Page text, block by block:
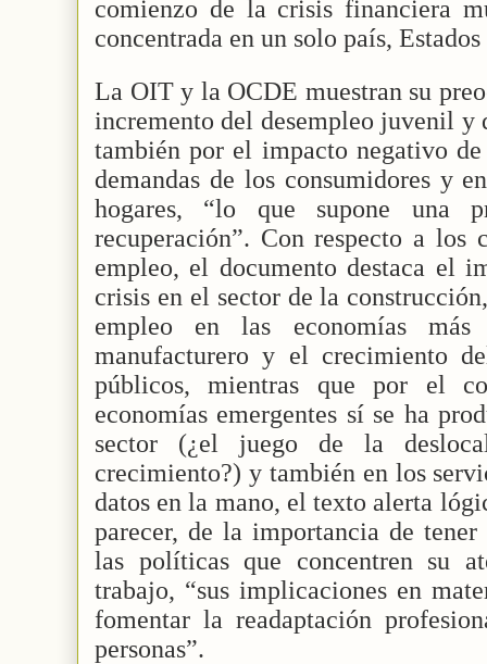
comienzo de la crisis financiera
concentrada en un solo país,
La OIT y la OCDE muestran su
incremento del desempleo juvenil y
también por el impacto negativo
demandas de los consumidores y
hogares, “lo que supone una
recuperación”. Con respecto a los
empleo, el documento destaca el
crisis en el sector de la
empleo en las economías
manufacturero y el crecimiento
públicos, mientras que por el
economías emergentes sí se ha
sector (¿el juego de la
crecimiento?) y también en los
datos en la mano, el texto alerta
parecer, de la importancia de
las políticas que concentren su
trabajo, “sus implicaciones en
fomentar la readaptación
personas”.